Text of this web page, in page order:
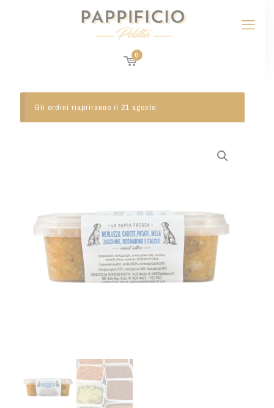
0
Gli ordini riapriranno il 21 agosto